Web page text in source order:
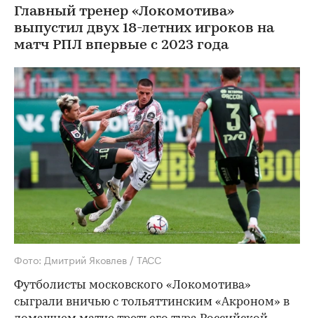
Главный тренер «Локомотива»
выпустил двух 18-летних игроков на
матч РПЛ впервые с 2023 года
Фото: Дмитрий Яковлев / ТАСС
Футболисты московского «Локомотива»
сыграли вничью с тольяттинским «Акроном» в